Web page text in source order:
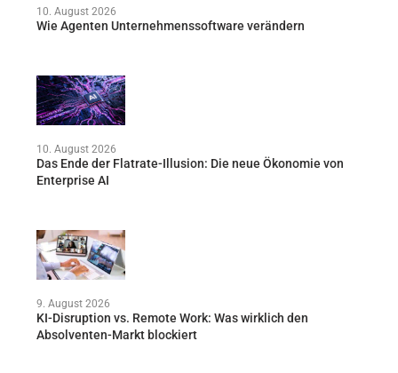
10. August 2026
Wie Agenten Unternehmenssoftware verändern
10. August 2026
Das Ende der Flatrate-Illusion: Die neue Ökonomie von
Enterprise AI
9. August 2026
KI-Disruption vs. Remote Work: Was wirklich den
Absolventen-Markt blockiert